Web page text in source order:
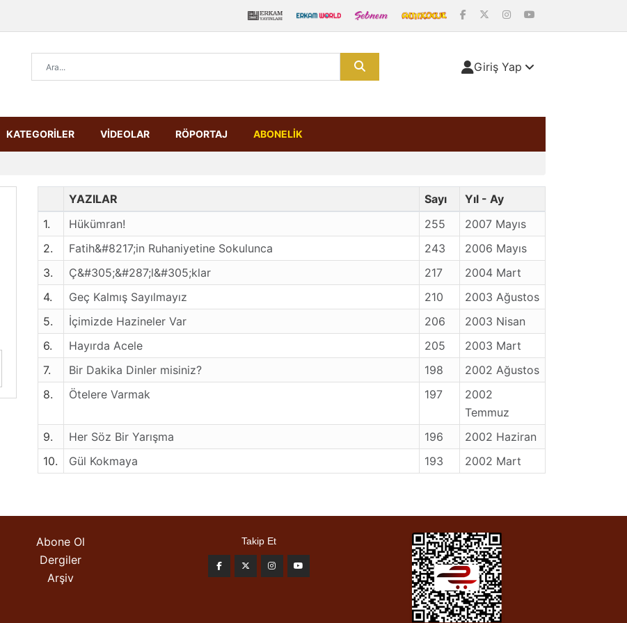
Giriş Yap
KATEGORİLER VİDEOLAR RÖPORTAJ ABONELİK
YAZILAR Sayı
Yıl - Ay
1.
Hükümran! 255
2007 Mayıs
2.
Fatih&#8217;in Ruhaniyetine Sokulunca 243
2006 Mayıs
3.
Ç&#305;&#287;l&#305;klar 217
2004 Mart
4.
Geç Kalmış Sayılmayız 210
2003 Ağustos
5.
İçimizde Hazineler Var 206
2003 Nisan
6.
Hayırda Acele 205
2003 Mart
7.
Bir Dakika Dinler misiniz? 198
2002 Ağustos
8.
Ötelere Varmak 197
2002
Temmuz
9.
Her Söz Bir Yarışma 196
2002 Haziran
10.
Gül Kokmaya 193 2002 Mart
Abone Ol
Dergiler
Arşiv
Takip Et